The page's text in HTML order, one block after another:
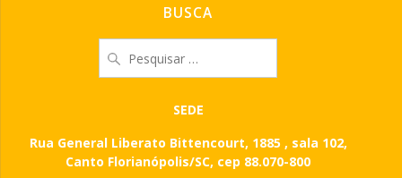
BUSCA
por:
SEDE
Rua General Liberato Bittencourt, 1885 , sala 102,
Canto Florianópolis/SC, cep 88.070-800